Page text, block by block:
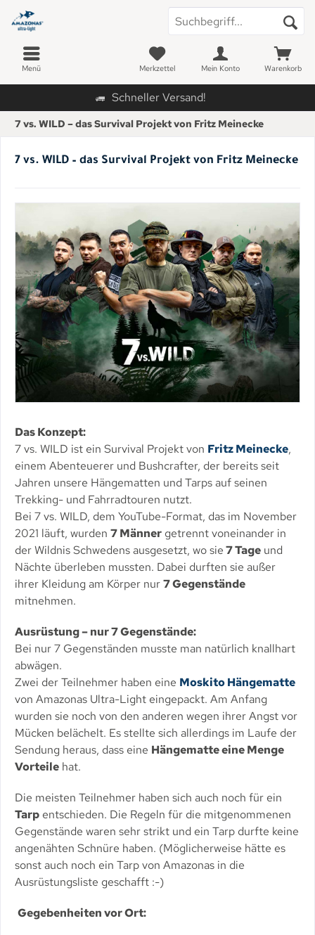
Schneller Versand!
Menü Warenkorb
Merkzettel Mein Konto
7 vs. WILD – das Survival Projekt von Fritz Meinecke
7 vs. WILD – das Survival Projekt von Fritz Meinecke
Das Konzept:
7 vs. WILD ist ein Survival Projekt von Fritz Meinecke,
einem Abenteuerer und Bushcrafter, der bereits seit
Jahren unsere Hängematten und Tarps auf seinen
Trekking- und Fahrradtouren nutzt.
Bei 7 vs. WILD, dem YouTube-Format, das im November
2021 läuft, wurden 7 Männer getrennt voneinander in
der Wildnis Schwedens ausgesetzt, wo sie7 Tage und
Nächte überleben mussten. Dabei durften sie außer
ihrer Kleidung am Körper nur7 Gegenstände
mitnehmen.
Ausrüstung – nur 7 Gegenstände:
Bei nur 7 Gegenständen musste man natürlich knallhart
abwägen.
Zwei der Teilnehmer haben eine Moskito Hängematte
von Amazonas Ultra-Light eingepackt. Am Anfang
wurden sie noch von den anderen wegen ihrer Angst vor
Mücken belächelt. Es stellte sich allerdings im Laufe der
Sendung heraus, dass eine Hängematte eine Menge
Vorteile hat.
Die meisten Teilnehmer haben sich auch noch für ein
Tarp entschieden. Die Regeln für die mitgenommenen
Gegenstände waren sehr strikt und ein Tarp durfte keine
angenähten Schnüre haben. (Möglicherweise hätte es
sonst auch noch ein Tarp von Amazonas in die
Ausrüstungsliste geschafft :-)
Gegebenheiten vor Ort: